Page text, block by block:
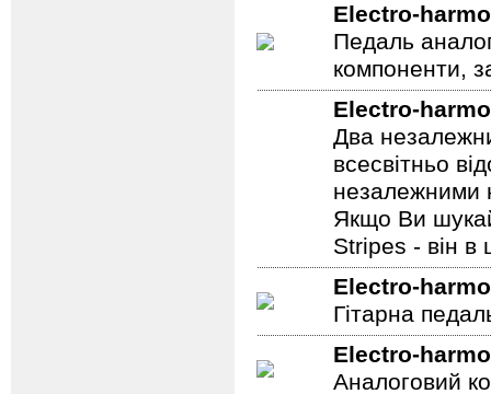
Electro-
Педаль
компоненти,
Electro-
Два
всесвітньо
незалежними
Якщо Ви
Stripes - він в
Electro-
Гітарна
Electro-
Аналоговий